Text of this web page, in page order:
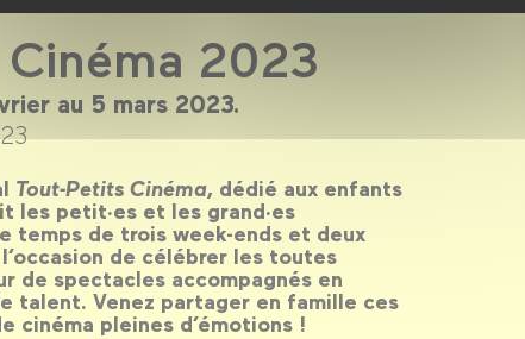
2023
au 5 mars 2023.
Tout-Petits Cinéma, dédié aux enfants
les petit·es et les grand·es
temps de trois week-ends et deux
de célébrer les toutes
de spectacles accompagnés en
talent. Venez partager en famille ces
cinéma pleines d’émotions !